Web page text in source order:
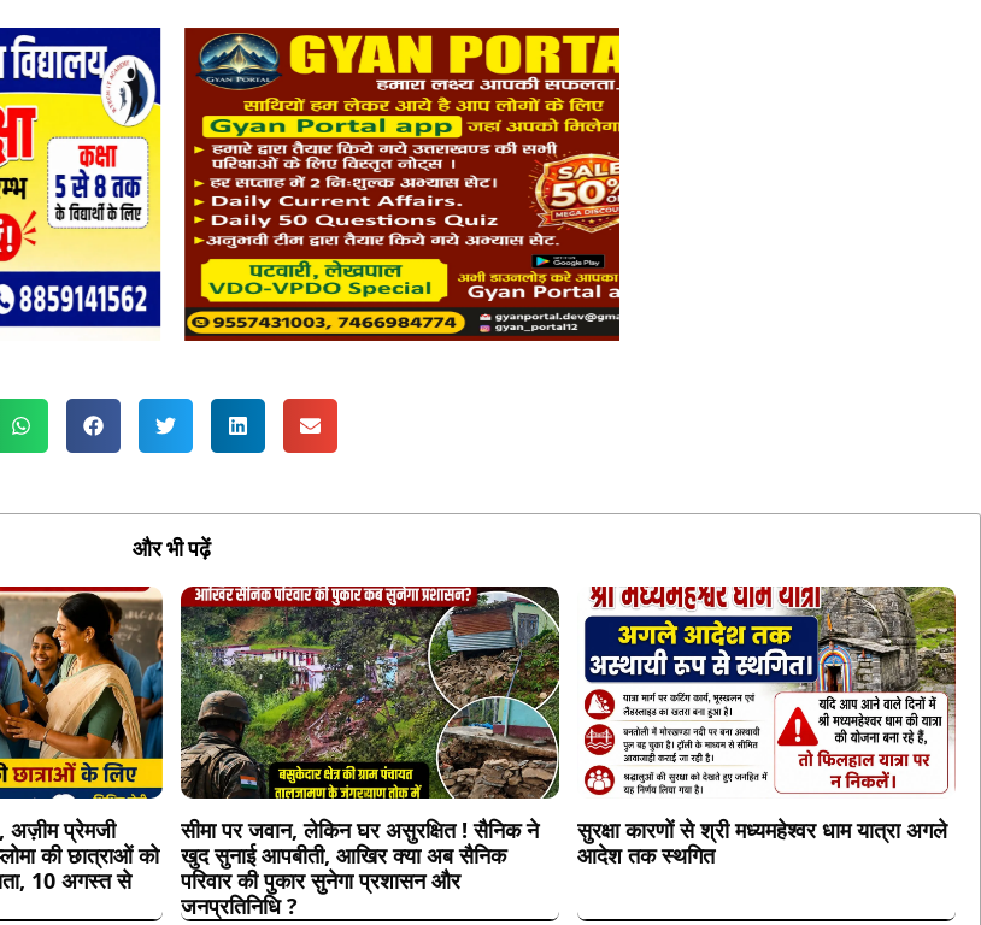
और भी पढ़ें
अज़ीम प्रेमजी
की छात्राओं को
10 अगस्त से
सीमा पर जवान, लेकिन घर असुरक्षित ! सैनिक ने
खुद सुनाई आपबीती, आखिर क्या अब सैनिक
परिवार की पुकार सुनेगा प्रशासन और
जनप्रतिनिधि ?
सुरक्षा कारणों से श्री मध्यमहेश्वर धाम यात्रा अगले
आदेश तक स्थगित